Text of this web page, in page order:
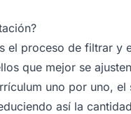
el proceso de filtrar y
que mejor se
uno por uno, el
así la